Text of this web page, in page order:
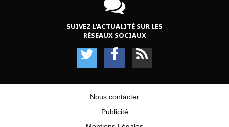
SUIVEZ L’ACTUALITÉ SUR LES
RÉSEAUX SOCIAUX
Nous contacter
Publicité